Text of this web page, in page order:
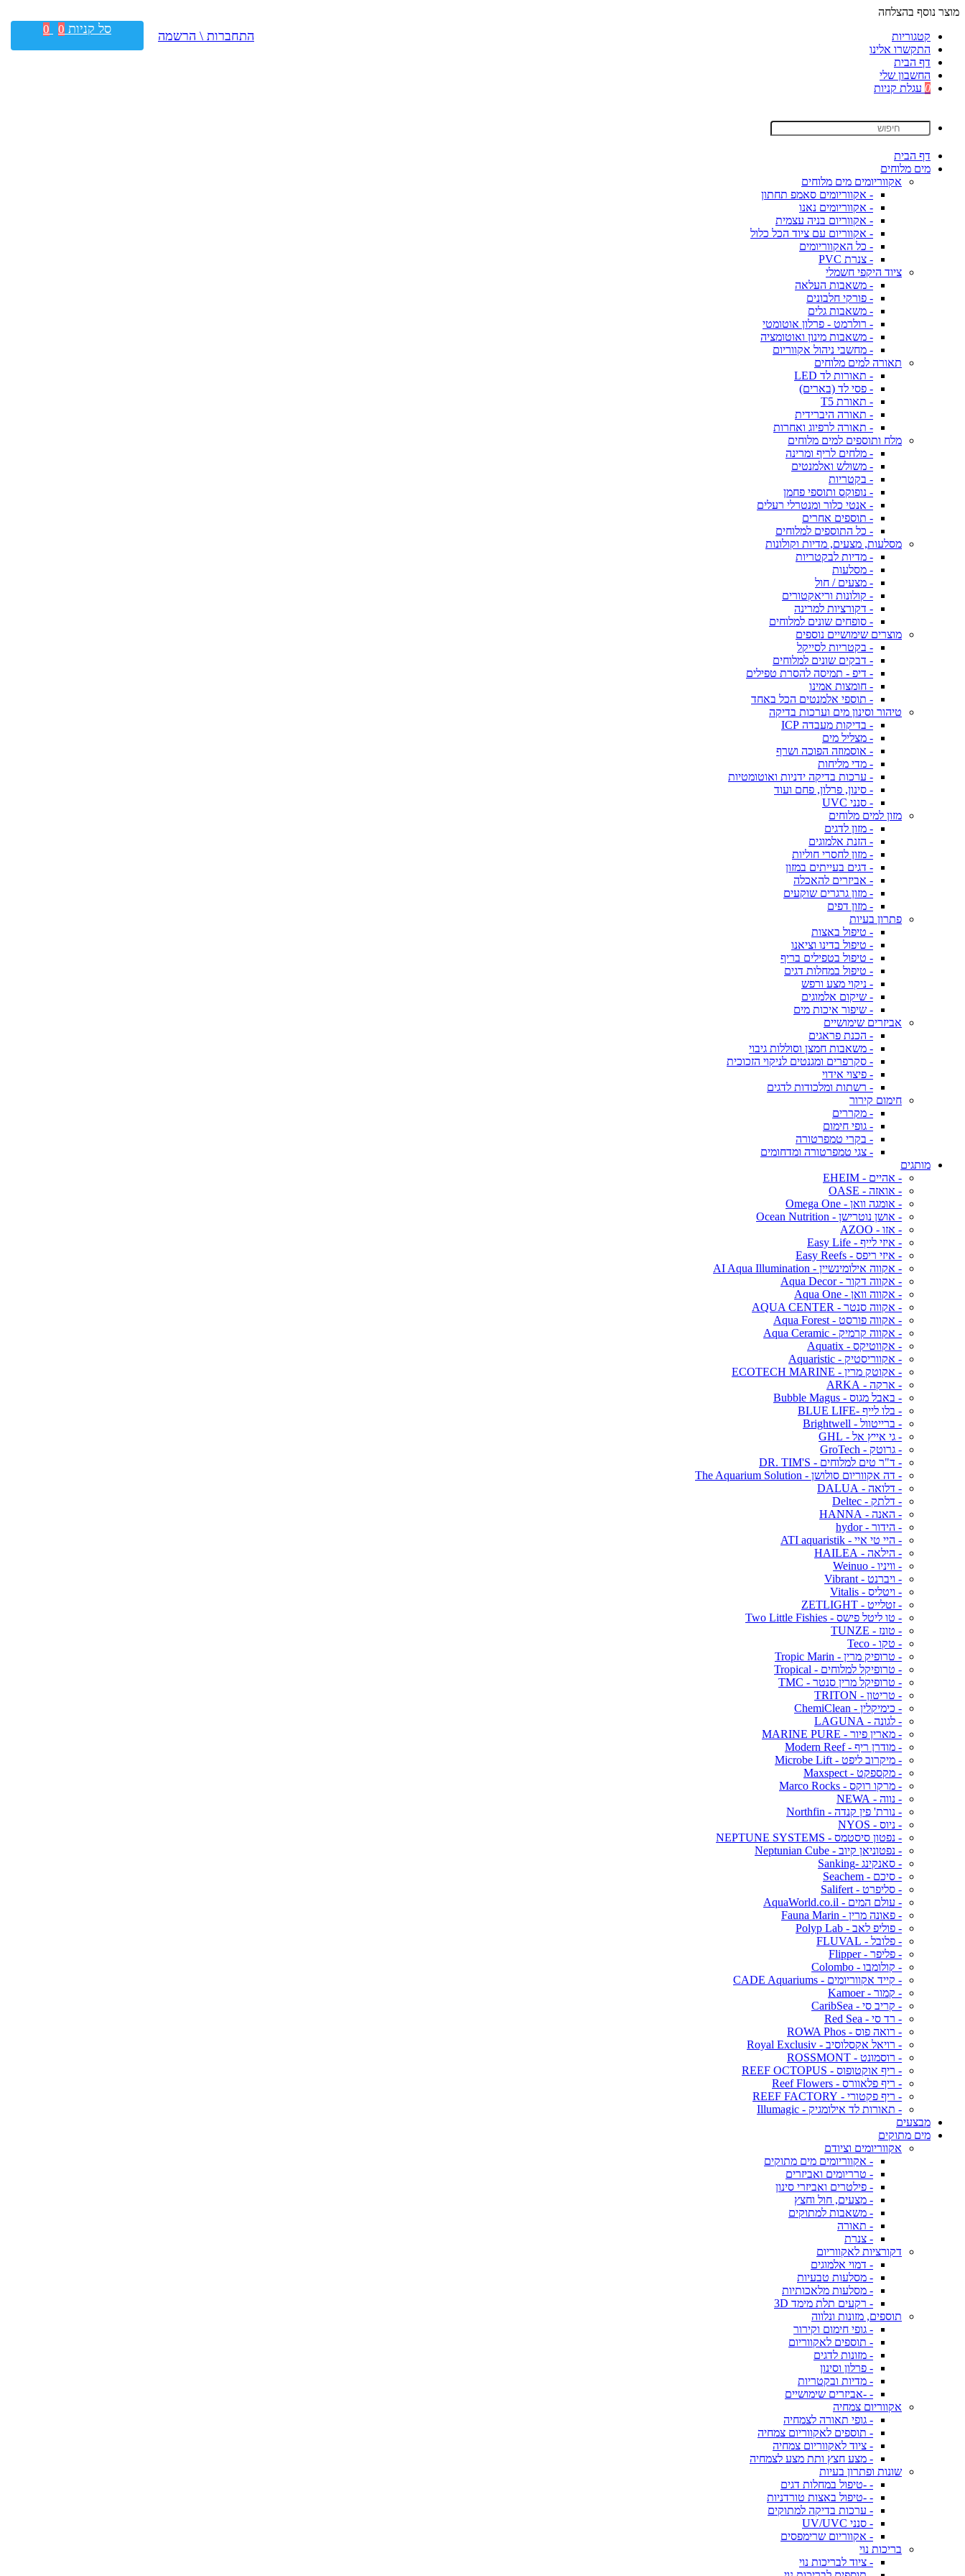
מוצר נוסף בהצלחה
קטגוריות
התקשרו אלינו
דף הבית
החשבון שלי
0 עגלת קניות
דף הבית
מים מלוחים
אקווריומים מים מלוחים
- אקווריומים סאמפ תחתון
- אקווריומים נאנו
- אקווריום בניה עצמית
- אקווריום עם ציוד הכל כלול
- כל האקווריומים
- צנרת PVC
ציוד היקפי חשמלי
- משאבות העלאה
- פורקי חלבונים
- משאבות גלים
- רולרמט - פרלון אוטומטי
- משאבות מינון ואוטומציה
- מחשבי ניהול אקווריום
תאורה למים מלוחים
- תאורות לד LED
- פסי לד (בארים)
- תאורת T5
- תאורה היברידית
- תאורה לרפיוג ואחרות
מלח ותוספים למים מלוחים
- מלחים לריף ומרינה
- משולש ואלמנטים
- בקטריות
- נופוקס ותוספי פחמן
- אנטי כלור ומנטרלי רעלים
- תוספים אחרים
- כל התוספים למלוחים
מסלעות, מצעים, מדיות וקולונות
- מדיות לבקטריות
- מסלעות
- מצעים / חול
- קולונות וריאקטורים
- דקורציות למרינה
- סופחים שונים למלוחים
מוצרים שימושיים נוספים
- בקטריות לסייקל
- דבקים שונים למלוחים
- דיפ - תמיסה להסרת טפילים
- חומצות אמינו
- תוספי אלמנטים הכל באחד
טיהור וסינון מים וערכות בדיקה
- בדיקות מעבדה ICP
- מצליל מים
- אוסמוזה הפוכה ושרף
- מדי מליחות
- ערכות בדיקה ידניות ואוטומטיות
- סינון, פרלון, פחם ועוד
- סנני UVC
מזון למים מלוחים
- מזון לדגים
- הזנת אלמוגים
- מזון לחסרי חוליות
- דגים בעייתים במזון
- אביזרים להאכלה
- מזון גרגרים שוקעים
- מזון דפים
פתרון בעיות
- טיפול באצות
- טיפול בדינו וציאנו
- טיפול בטפילים בריף
- טיפול במחלות דגים
- ניקוי מצע ורפש
- שיקום אלמוגים
- שיפור איכות מים
אביזרים שימושיים
- הכנת פראגים
- משאבות חמצן וסוללות גיבוי
- סקרפרים ומגנטים לניקוי הזכוכית
- פיצוי אידוי
- רשתות ומלכודות לדגים
חימום קירור
- מקררים
- גופי חימום
- בקרי טמפרטורה
- צגי טמפרטורה ומדחומים
מותגים
- אהיים - EHEIM
- אואזה - OASE
- אומגה וואן - Omega One
- אושן נוטרישן - Ocean Nutrition
- אזו - AZOO
- איזי לייף - Easy Life
- איזי ריפס - Easy Reefs
- אקווה אילומינשיין - AI Aqua Illumination
- אקווה דקור - Aqua Decor
- אקווה וואן - Aqua One
- אקווה סנטר - AQUA CENTER
- אקווה פורסט - Aqua Forest
- אקווה קרמיק - Aqua Ceramic
- אקווטיקס - Aquatix
- אקווריסטיק - Aquaristic
- אקוטק מרין - ECOTECH MARINE
- ארקה - ARKA
- באבל מגוס - Bubble Magus
- בלו לייף -BLUE LIFE
- ברייטוול - Brightwell
- גי אייץ אל - GHL
- גרוטק - GroTech
- ד"ר טים למלוחים - DR. TIM'S
- דה אקווריום סולושן - The Aquarium Solution
- דלואה - DALUA
- דלתק - Deltec
- האנה - HANNA
- הידור - hydor
- היי טי איי - ATI aquaristik
- הילאה - HAILEA
- וויניו - Weinuo
- ויברנט - Vibrant
- ויטליס - Vitalis
- זטלייט - ZETLIGHT
- טו ליטל פישס - Two Little Fishies
- טונז - TUNZE
- טקו - Teco
- טרופיק מרין - Tropic Marin
- טרופיקל למלוחים - Tropical
- טרופיקל מרין סנטר - TMC
- טריטון - TRITON
- כימיקלין - ChemiClean
- לגונה - LAGUNA
- מארין פיור - MARINE PURE
- מודרן ריף - Modern Reef
- מיקרוב ליפט - Microbe Lift
- מקספקט - Maxspect
- מרקו רוקס - Marco Rocks
- נווה - NEWA
- נורת' פין קנדה - Northfin
- ניוס - NYOS
- נפטון סיסטמס - NEPTUNE SYSTEMS
- נפטוניאן קיוב - Neptunian Cube
- סאנקינג -Sanking
- סיכם - Seachem
- סליפרט - Salifert
- עולם המים - AquaWorld.co.il
- פאונה מרין - Fauna Marin
- פוליפ לאב - Polyp Lab
- פלובל - FLUVAL
- פליפר - Flipper
- קולומבו - Colombo
- קייד אקווריומים - CADE Aquariums
- קמור - Kamoer
- קריב סי - CaribSea
- רד סי - Red Sea
- רואה פוס - ROWA Phos
- רויאל אקסלוסיב - Royal Exclusiv
- רוסמונט - ROSSMONT
- ריף אוקטופוס - REEF OCTOPUS
- ריף פלאוורס - Reef Flowers
- ריף פקטורי - REEF FACTORY
- תאורות לד אילומגיק - Illumagic
מבצעים
מים מתוקים
אקווריומים וציודם
- אקווריומים מים מתוקים
- טרריומים ואביזרים
- פילטרים ואביזרי סינון
- מצעים, חול וחצץ
- משאבות למתוקים
- תאורה
- צנרת
דקורציות לאקווריום
- דמוי אלמוגים
- מסלעות טבעיות
- מסלעות מלאכותיות
- רקעים תלת מימד 3D
תוספים, מזונות ונלווה
- גופי חימום וקירור
- תוספים לאקווריום
- מזונות לדגים
- פרלון וסינון
- מדיות ובקטריות
- -אביזרים שימושיים
אקווריום צמחיה
- גופי תאורה לצמחיה
- תוספים לאקווריום צמחיה
- ציוד לאקווריום צמחיה
- מצע חצץ ותת מצע לצמחיה
שונות ופתרון בעיות
- -טיפול במחלות דגים
- -טיפול באצות טורדניות
- ערכות בדיקה למתוקים
- סנני UV/UVC
- אקווריום שרימפסים
בריכות נוי
- ציוד לבריכות נוי
התחברות \ הרשמה סל קניות 0
0